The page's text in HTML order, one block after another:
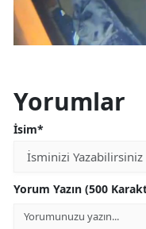
Yorumlar
İsim*
Yorum Yazın (500